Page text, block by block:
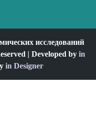
исследований
| Developed by in
in Designer